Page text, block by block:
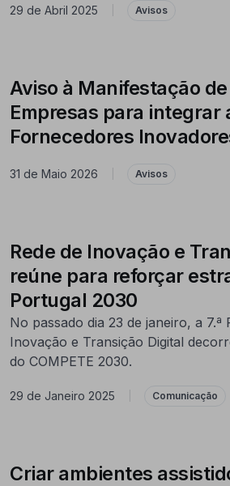
29 de Abril 2025 Avisos
Aviso à Manifestação
Empresas para integrar
Fornecedores
31 de Maio 2026 Avisos
Rede de Inovação e
reúne para reforçar
Portugal 2030
No passado dia 23 de janeiro, a 7.ª
Inovação e Transição Digital
do COMPETE 2030.
29 de Janeiro 2025 Comunicação
Criar ambientes